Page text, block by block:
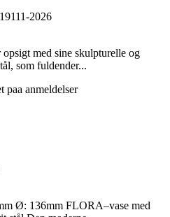
2026
med sine skulpturelle og
som fuldender...
paa anmeldelser
Ø: 136mm FLORA–vase med